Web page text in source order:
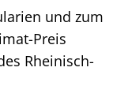
und zum
Preis
Rheinisch-